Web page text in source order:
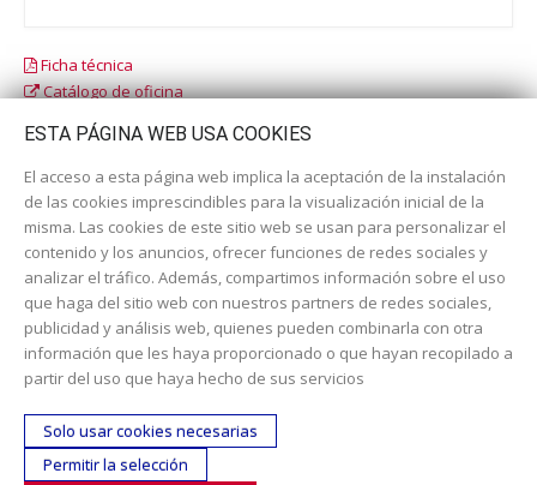
Ficha técnica
Catálogo de oficina
Dirección:c/ Cercedilla nº 14, 28925 Alcorcón
Email:contacta aquí
Teléfono:913519435
ESTA PÁGINA WEB USA COOKIES
El acceso a esta página web implica la aceptación de la instalación
de las cookies imprescindibles para la visualización inicial de la
misma. Las cookies de este sitio web se usan para personalizar el
contenido y los anuncios, ofrecer funciones de redes sociales y
analizar el tráfico. Además, compartimos información sobre el uso
que haga del sitio web con nuestros partners de redes sociales,
publicidad y análisis web, quienes pueden combinarla con otra
información que les haya proporcionado o que hayan recopilado a
partir del uso que haya hecho de sus servicios
Solo usar cookies necesarias
Permitir la selección